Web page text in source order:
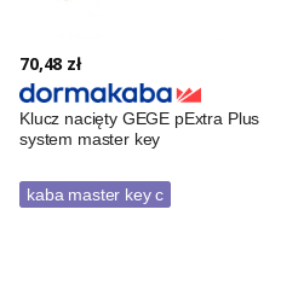
70,48 zł
Klucz nacięty GEGE pExtra Plus
system master key
kaba master key c